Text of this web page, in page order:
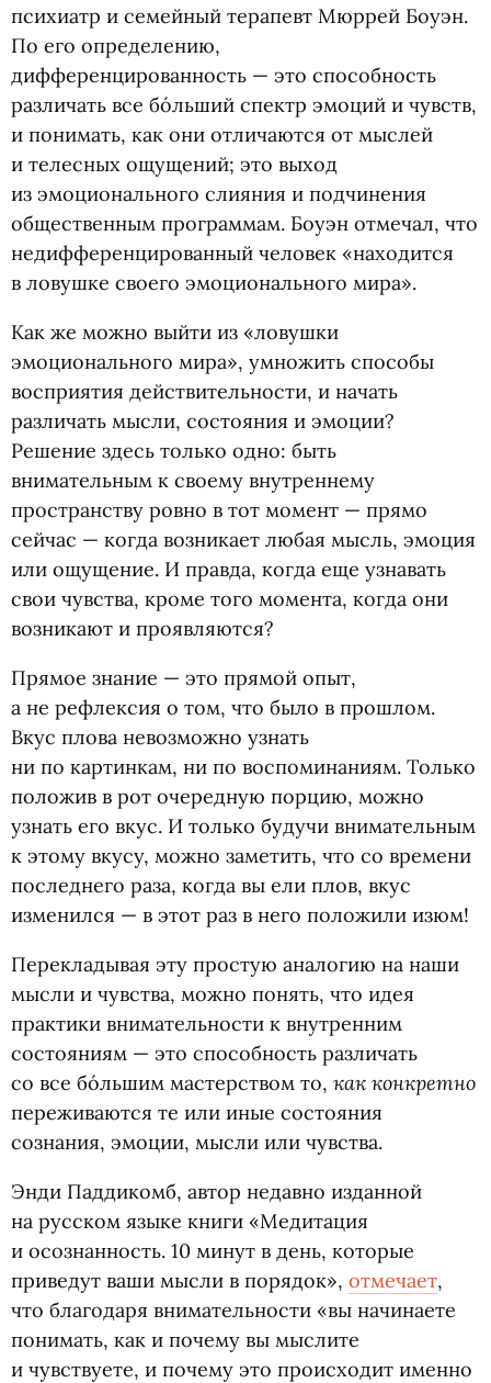
психиатр и семейный терапевт Мюррей Боуэн.
По его определению,
дифференцированность — это способность
различать все бо́льший спектр эмоций и чувств,
и понимать, как они отличаются от мыслей
и телесных ощущений; это выход
из эмоционального слияния и подчинения
общественным программам. Боуэн отмечал, что
недифференцированный человек «находится
в ловушке своего эмоционального мира».
Как же можно выйти из «ловушки
эмоционального мира», умножить способы
восприятия действительности, и начать
различать мысли, состояния и эмоции?
Решение здесь только одно: быть
внимательным к своему внутреннему
пространству ровно в тот момент — прямо
сейчас — когда возникает любая мысль, эмоция
или ощущение. И правда, когда еще узнавать
свои чувства, кроме того момента, когда они
возникают и проявляются?
Прямое знание — это прямой опыт,
а не рефлексия о том, что было в прошлом.
Вкус плова невозможно узнать
ни по картинкам, ни по воспоминаниям. Только
положив в рот очередную порцию, можно
узнать его вкус. И только будучи внимательным
к этому вкусу, можно заметить, что со времени
последнего раза, когда вы ели плов, вкус
изменился — в этот раз в него положили изюм!
Перекладывая эту простую аналогию на наши
мысли и чувства, можно понять, что идея
практики внимательности к внутренним
состояниям — это способность различать
со все бо́льшим мастерством то, как конкретно
переживаются те или иные состояния
сознания, эмоции, мысли или чувства.
Энди Паддикомб, автор недавно изданной
на русском языке книги «Медитация
и осознанность. 10 минут в день, которые
приведут ваши мысли в порядок», отмечает,
что благодаря внимательности «вы начинаете
понимать, как и почему вы мыслите
и чувствуете, и почему это происходит именно